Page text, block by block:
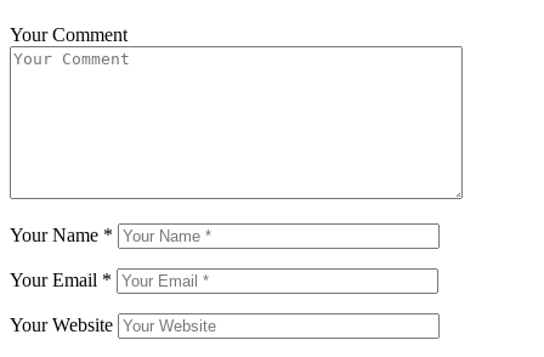
Your Comment
Your Name *
Your Email *
Your Website